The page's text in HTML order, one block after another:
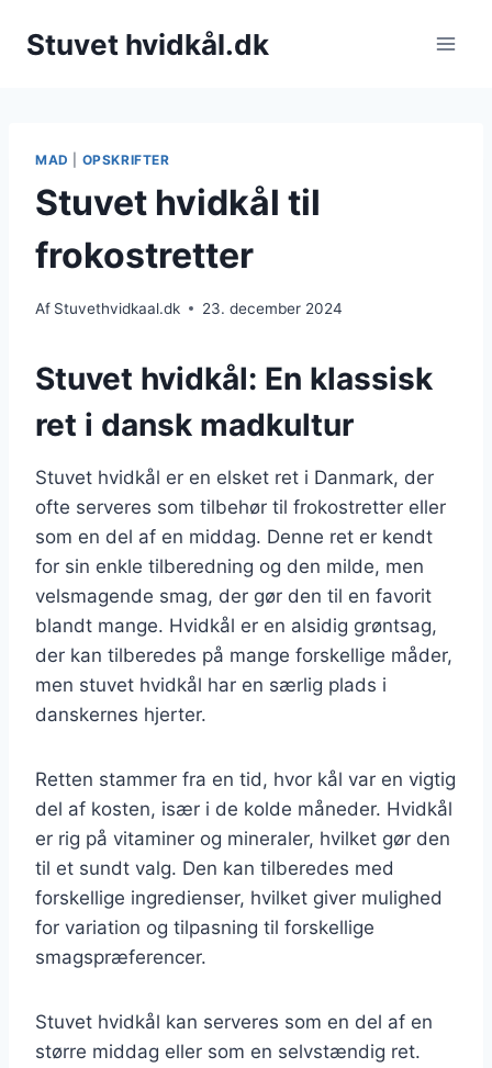
Stuvet hvidkål.dk
MAD OPSKRIFTER
Stuvet hvidkål til
frokostretter
Af Stuvethvidkaal.dk 23. december 2024
Stuvet hvidkål: En klassisk
ret i dansk madkultur
Stuvet hvidkål er en elsket ret i Danmark, der
ofte serveres som tilbehør til frokostretter eller
som en del af en middag. Denne ret er kendt
for sin enkle tilberedning og den milde, men
velsmagende smag, der gør den til en favorit
blandt mange. Hvidkål er en alsidig grøntsag,
der kan tilberedes på mange forskellige måder,
men stuvet hvidkål har en særlig plads i
danskernes hjerter.
Retten stammer fra en tid, hvor kål var en vigtig
del af kosten, især i de kolde måneder. Hvidkål
er rig på vitaminer og mineraler, hvilket gør den
til et sundt valg. Den kan tilberedes med
forskellige ingredienser, hvilket giver mulighed
for variation og tilpasning til forskellige
smagspræferencer.
Stuvet hvidkål kan serveres som en del af en
større middag eller som en selvstændig ret.